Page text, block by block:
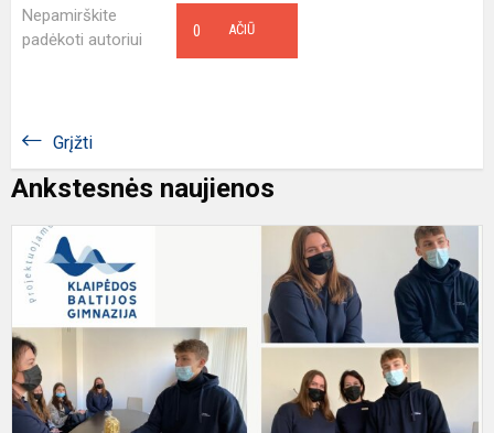
Nepamirškite
padėkoti autoriui
AČIŪ
0
Grįžti
Ankstesnės naujienos